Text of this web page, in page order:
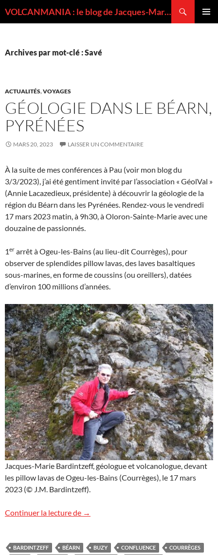
VOLCANMANIA : le blog de Jacques-Marie BARDINTZEFF, volcanologue
Archives par mot-clé : Savé
ACTUALITÉS,VOYAGES
GÉOLOGIE DANS LE BÉARN,
PYRÉNÉES
MARS 20, 2023 LAISSER UN COMMENTAIRE
À la suite de mes conférences à Pau (voir mon blog du
3/3/2023), j’ai été gentiment invité par l’association « GéolVal »
(Annie Lacazedieux, présidente) à découvrir la géologie de la
région du Béarn dans les Pyrénées. Rendez-vous le vendredi
17 mars 2023 matin, à 9h30, à Oloron-Sainte-Marie avec une
douzaine de passionnés.
1er arrêt à Ogeu-les-Bains (au lieu-dit Courrèges), pour
observer de splendides pillow lavas, des laves basaltiques
sous-marines, en forme de coussins (ou oreillers), datées
d’environ 100 millions d’années.
Jacques-Marie Bardintzeff, géologue et volcanologue, devant
les pillow lavas de Ogeu-les-Bains (Courrèges), le 17 mars
2023 (© J.M. Bardintzeff).
Continuer la lecture de Géologie dans le Béarn, Pyrénées
→
BARDINTZEFF BÉARN BUZY CONFLUENCE
COURRÈGES